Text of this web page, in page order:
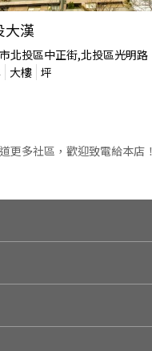
大漢
北投區中正街,北投區光明路
大樓 坪
更多社區，歡迎致電給本店！